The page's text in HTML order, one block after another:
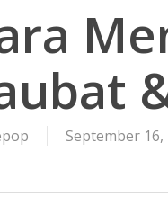
September 16,